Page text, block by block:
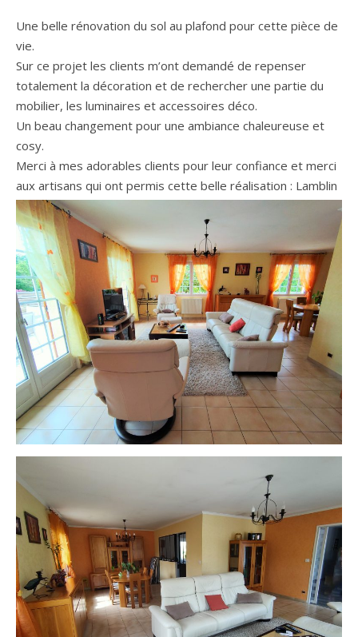
Une belle rénovation du sol au plafond pour cette pièce de
vie.
Sur ce projet les clients m’ont demandé de repenser
totalement la décoration et de rechercher une partie du
mobilier, les luminaires et accessoires déco.
Un beau changement pour une ambiance chaleureuse et
cosy.
Merci à mes adorables clients pour leur confiance et merci
aux artisans qui ont permis cette belle réalisation : Lamblin